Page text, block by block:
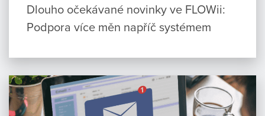
Dlouho očekávané novinky ve FLOWii:
Podpora více měn napříč systémem